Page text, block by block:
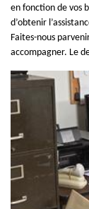
en fonction de vos
d’obtenir
Faites-nous
accompagner. Le